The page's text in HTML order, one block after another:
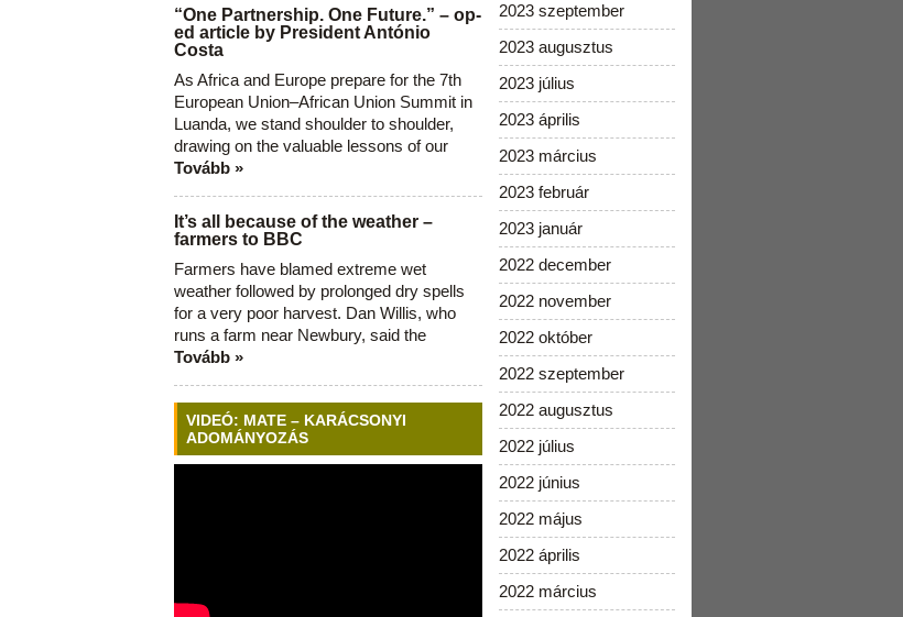
“One Partnership. One Future.” – op-
ed article by President António
Costa
As Africa and Europe prepare for the 7th
European Union–African Union Summit in
Luanda, we stand shoulder to shoulder,
drawing on the valuable lessons of our
Tovább »
It’s all because of the weather –
farmers to BBC
Farmers have blamed extreme wet
weather followed by prolonged dry spells
for a very poor harvest. Dan Willis, who
runs a farm near Newbury, said the
Tovább »
VIDEÓ: MATE – KARÁCSONYI
ADOMÁNYOZÁS
2023 szeptember
2023 augusztus
2023 július
2023 április
2023 március
2023 február
2023 január
2022 december
2022 november
2022 október
2022 szeptember
2022 augusztus
2022 július
2022 június
2022 május
2022 április
2022 március